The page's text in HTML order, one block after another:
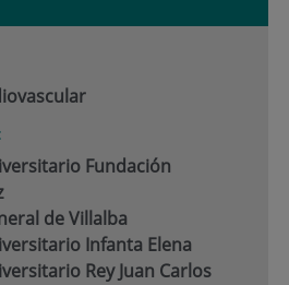
Fundación
de Villalba
Infanta Elena
Rey Juan Carlos